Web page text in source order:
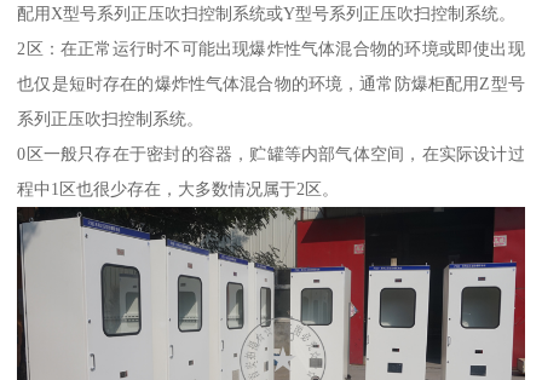
配用X型号系列正压吹扫控制系统或Y型号系列正压吹扫控制系统。
2区：在正常运行时不可能出现爆炸性气体混合物的环境或即使出现
也仅是短时存在的爆炸性气体混合物的环境，通常防爆柜配用Z型号
系列正压吹扫控制系统。
0区一般只存在于密封的容器，贮罐等内部气体空间，在实际设计过
程中1区也很少存在，大多数情况属于2区。